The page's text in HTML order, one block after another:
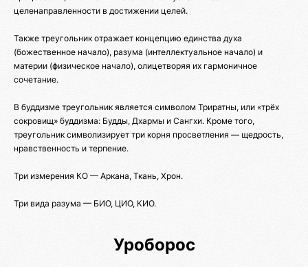
целенаправленности в достижении целей.
Также треугольник отражает концепцию единства духа
(божественное начало), разума (интеллектуальное начало) и
материи (физическое начало), олицетворяя их гармоничное
сочетание.
В буддизме треугольник является символом Триратны, или «трёх
сокровищ» буддизма: Будды, Дхармы и Сангхи. Кроме того,
треугольник символизирует три корня просветления — щедрость,
нравственность и терпение.
Три измерения КО — Аркана, Ткань, Хрон.
Три вида разума — БИО, ЦИО, КИО.
Уроборос